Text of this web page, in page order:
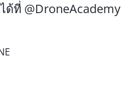
ที่ @DroneAcademy